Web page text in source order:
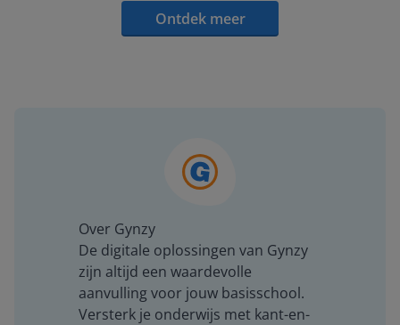
Ontdek meer
Over Gynzy
De digitale oplossingen van Gynzy
zijn altijd een waardevolle
aanvulling voor jouw basisschool.
Versterk je onderwijs met kant-en-